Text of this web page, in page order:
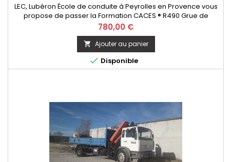
LEC, Lubéron École de conduite à Peyrolles en Provence vous
propose de passer la Formation CACES ® R490 Grue de
chargement - option télécommande. Initial ou Recyclage
Prix
780,00 €
 Ajouter au panier
 Disponible